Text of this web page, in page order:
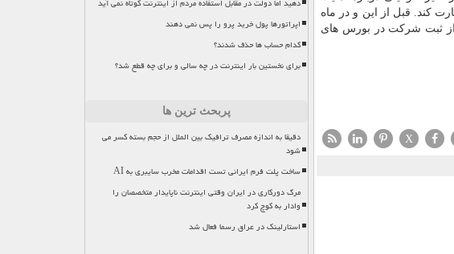
کند. قبل از این و در ماه
از ثبت شرکت در بورس های
X
دهید اما دولت در مقابل استفاده مردم از اینترنت کوتاه نمی آید
اپراتورها پول خرید پرو را پس نمی دهند
کدام حساب ها حذف شدند؟
برای نخستین بار اینترنت در چه سالی و برای چه قطع شد؟
پربحث ترین ها
دقیقا به اندازه مصرف ترافیک بین الملل از حجم بسته کسر می
شود
ساخت پلت فرم ایرانی تست اقدامات مخرب سایبری به AI
مرگ دورکاری در ایران وقتی اینترنت ناپایدار متخصصان را
وادار به کوچ کرد
استارلینک در عراق رسما فعال شد